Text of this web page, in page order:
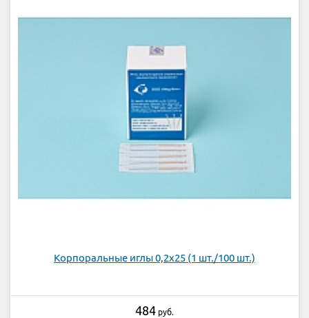
Корпоральные иглы 0,2x25 (1 шт./100 шт.)
484 руб.